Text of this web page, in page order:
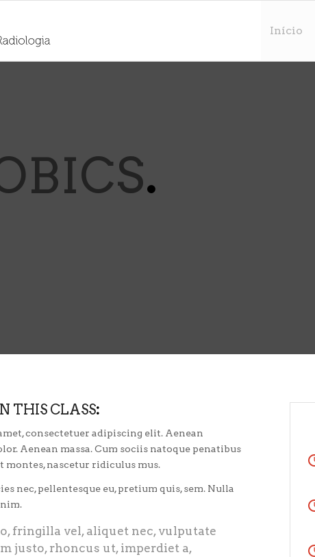
Início
.
THIS CLASS:
consectetuer adipiscing elit. Aenean
Aenean massa. Cum sociis natoque penatibus
montes, nascetur ridiculus mus.
nec, pellentesque eu, pretium quis, sem. Nulla
fringilla vel, aliquet nec, vulputate
justo, rhoncus ut, imperdiet a,